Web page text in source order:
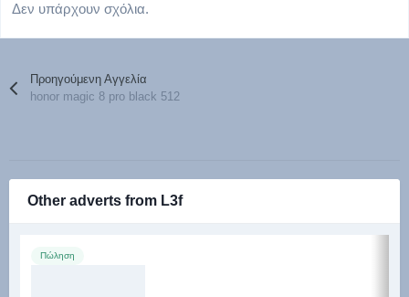
Δεν υπάρχουν σχόλια.
Προηγούμενη Αγγελία
honor magic 8 pro black 512
Other adverts from L3f
Πώληση